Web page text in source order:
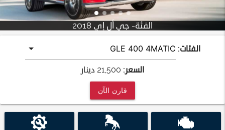
الفئة- جي أل إي 2018
الفئات:
السعر: 21,500 دينار
قارن الآن